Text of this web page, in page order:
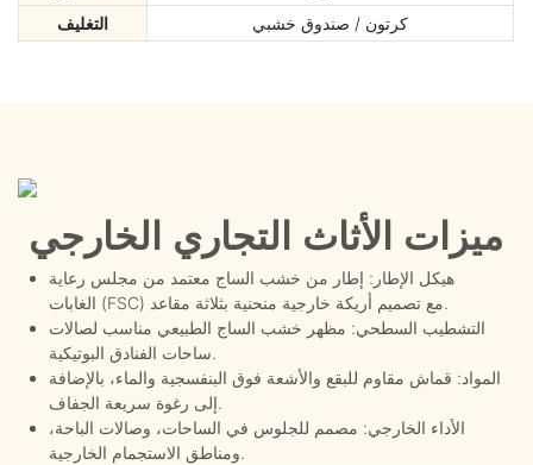
التغليف
كرتون / صندوق خشبي
ميزات الأثاث التجاري الخارجي
هيكل الإطار: إطار من خشب الساج معتمد من مجلس رعاية
الغابات (FSC) مع تصميم أريكة خارجية منحنية بثلاثة مقاعد.
التشطيب السطحي: مظهر خشب الساج الطبيعي مناسب لصالات
ساحات الفنادق البوتيكية.
المواد: قماش مقاوم للبقع والأشعة فوق البنفسجية والماء، بالإضافة
إلى رغوة سريعة الجفاف.
الأداء الخارجي: مصمم للجلوس في الساحات، وصالات الباحة،
ومناطق الاستجمام الخارجية.